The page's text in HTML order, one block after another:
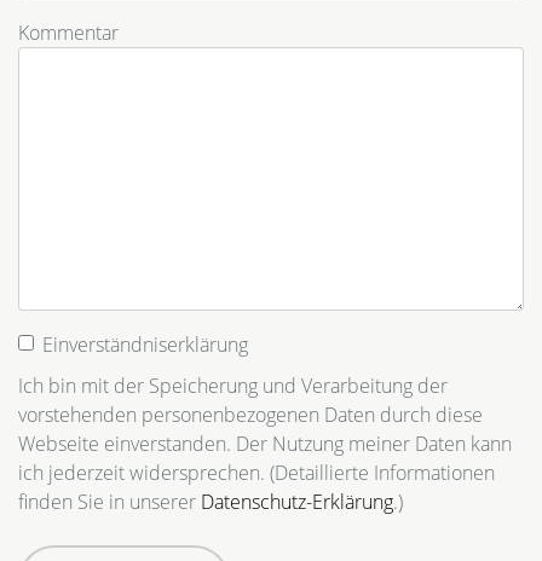
Kommentar
Einverständniserklärung
Ich bin mit der Speicherung und Verarbeitung der
vorstehenden personenbezogenen Daten durch diese
Webseite einverstanden. Der Nutzung meiner Daten kann
ich jederzeit widersprechen. (Detaillierte Informationen
finden Sie in unserer Datenschutz-Erklärung.)